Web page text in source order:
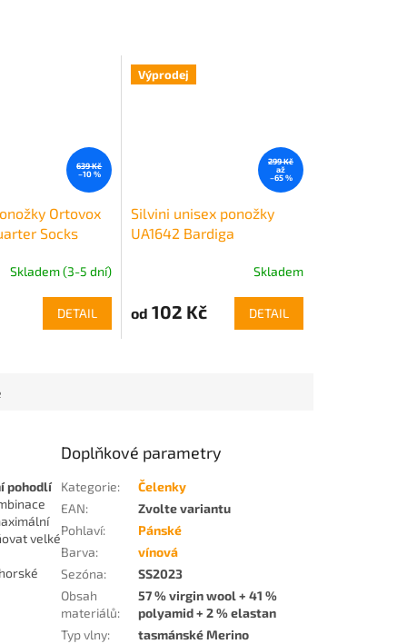
639 Kč
–10 %
Ortovox
Socks
Skladem (3-5 dní)
DETAIL
Výprodej
299 Kč
až
–65 %
Silvini unisex ponožky
UA1642 Bardiga
Skladem
od 102 Kč DETAIL
pohodlí
velké
Doplňkové parametry
Kategorie:
Čelenky
EAN:
Zvolte variantu
Pohlaví:
Pánské
Barva:
vínová
Sezóna:
SS2023
Obsah
materiálů:
57 % virgin wool + 41 %
polyamid + 2 % elastan
Typ vlny:
tasmánské Merino